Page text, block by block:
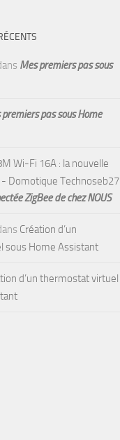
Mes premiers pas sous
premiers pas sous Home
Wi-Fi 16A : la nouvelle
Domotique Technoseb27
ZigBee de chez NOUS
Création d’un
sous Home Assistant
d’un thermostat virtuel